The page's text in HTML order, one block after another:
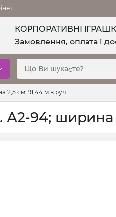
КОРПОРАТИВНІ
Замовлення, оплата і
2,5 см; 91,44 м в рул.
А2-94;